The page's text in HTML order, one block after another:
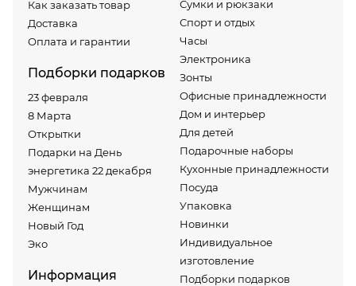
Как заказать товар
Доставка
Оплата и гарантии
Подборки подарков
23 февраля
8 Марта
Открытки
Подарки на День
энергетика 22 декабря
Мужчинам
Женщинам
Новый Год
Эко
Информация
Сумки и рюкзаки
Спорт и отдых
Часы
Электроника
Зонты
Офисные принадлежности
Дом и интерьер
Для детей
Подарочные наборы
Кухонные принадлежности
Посуда
Упаковка
Новинки
Индивидуальное
изготовление
Подборки подарков